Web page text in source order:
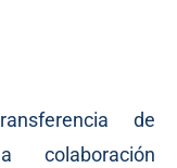
de
colaboración